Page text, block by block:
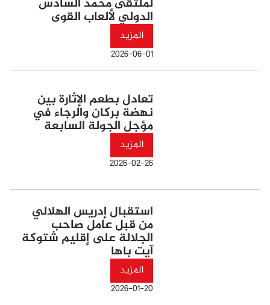
الدولي لألعاب القوى
المزيد
2026-06-01
تعادل بطعم الإثارة بين
نهضة بركان والرجاء في
مؤجل الجولة السابعة
المزيد
2026-02-26
استقبال إدريس الهلالي
من قبل عامل صاحب
الجلالة على إقليم شتوكة
آيت باها
المزيد
2026-01-20